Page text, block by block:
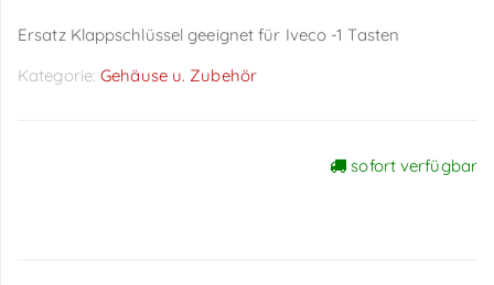
Ersatz Klappschlüssel geeignet für Iveco -1 Tasten
Kategorie:Gehäuse u. Zubehör
sofort verfügbar